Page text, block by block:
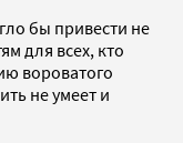
бы привести не
для всех, кто
вороватого
не умеет и